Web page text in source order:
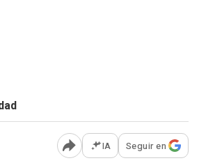
Abrir opciones para
IA Seguir en